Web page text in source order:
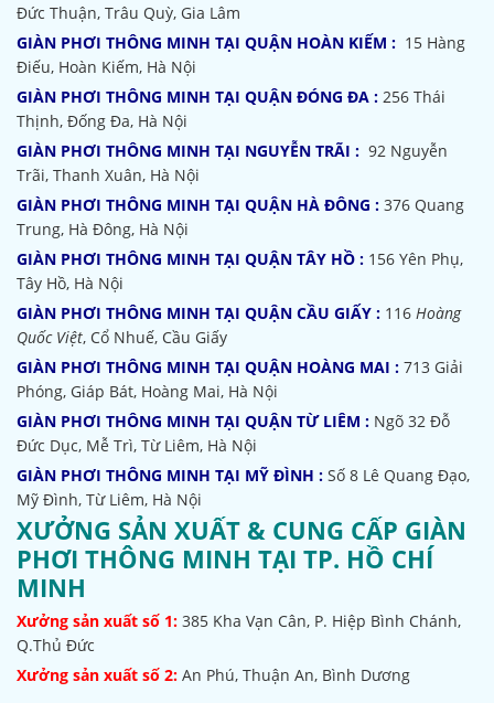
Đức Thuận, Trâu Quỳ, Gia Lâm
GIÀN PHƠI THÔNG MINH TẠI QUẬN HOÀN KIẾM : 15 Hàng
Điếu, Hoàn Kiếm, Hà Nội
GIÀN PHƠI THÔNG MINH TẠI QUẬN ĐÓNG ĐA : 256 Thái
Thịnh, Đống Đa, Hà Nội
GIÀN PHƠI THÔNG MINH TẠI NGUYỄN TRÃI : 92 Nguyễn
Trãi, Thanh Xuân, Hà Nội
GIÀN PHƠI THÔNG MINH TẠI QUẬN HÀ ĐÔNG : 376 Quang
Trung, Hà Đông, Hà Nội
GIÀN PHƠI THÔNG MINH TẠI QUẬN TÂY HỒ : 156 Yên Phụ,
Tây Hồ, Hà Nội
GIÀN PHƠI THÔNG MINH TẠI QUẬN CẦU GIẤY : 116 Hoàng
Quốc Việt, Cổ Nhuế, Cầu Giấy
GIÀN PHƠI THÔNG MINH TẠI QUẬN HOÀNG MAI : 713 Giải
Phóng, Giáp Bát, Hoàng Mai, Hà Nội
GIÀN PHƠI THÔNG MINH TẠI QUẬN TỪ LIÊM : Ngõ 32 Đỗ
Đức Dục, Mễ Trì, Từ Liêm, Hà Nội
GIÀN PHƠI THÔNG MINH TẠI MỸ ĐÌNH : Số 8 Lê Quang Đạo,
Mỹ Đình, Từ Liêm, Hà Nội
XƯỞNG SẢN XUẤT & CUNG CẤP GIÀN
PHƠI THÔNG MINH TẠI TP. HỒ CHÍ
MINH
Xưởng sản xuất số 1: 385 Kha Vạn Cân, P. Hiệp Bình Chánh,
Q.Thủ Đức
Xưởng sản xuất số 2: An Phú, Thuận An, Bình Dương